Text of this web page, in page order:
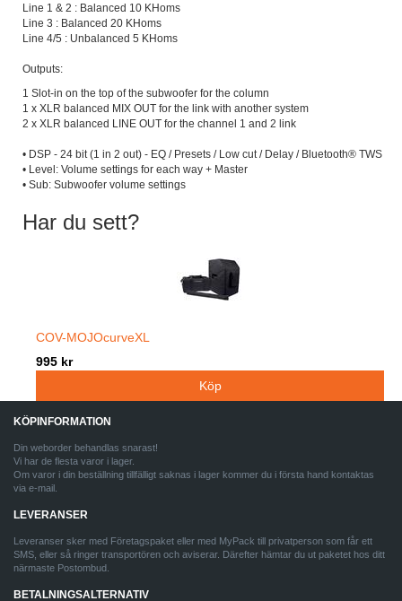
Line 1 & 2 : Balanced 10 KHoms
Line 3 : Balanced 20 KHoms
Line 4/5 : Unbalanced 5 KHoms
Outputs:
1 Slot-in on the top of the subwoofer for the column
1 x XLR balanced MIX OUT for the link with another system
2 x XLR balanced LINE OUT for the channel 1 and 2 link
• DSP - 24 bit (1 in 2 out) - EQ / Presets / Low cut / Delay / Bluetooth® TWS
• Level: Volume settings for each way + Master
• Sub: Subwoofer volume settings
Har du sett?
COV-MOJOcurveXL
995 kr
KÖPINFORMATION
Din weborder behandlas snarast!
Vi har de flesta varor i lager.
Om varor i din beställning tillfälligt saknas i lager kommer du i första hand kontaktas
via e-mail.
LEVERANSER
Leveranser sker med Företagspaket eller med MyPack till privatperson som får ett
SMS, eller så ringer transportören och aviserar. Därefter hämtar du ut paketet hos ditt
närmaste Postombud.
BETALNINGSALTERNATIV